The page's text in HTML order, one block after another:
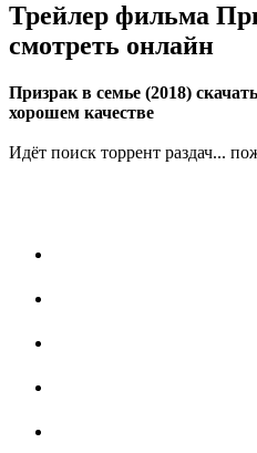
Трейлер фильма
смотреть онлайн
Призрак в семье (2018)
хорошем качестве
Идёт поиск торрент раздач...